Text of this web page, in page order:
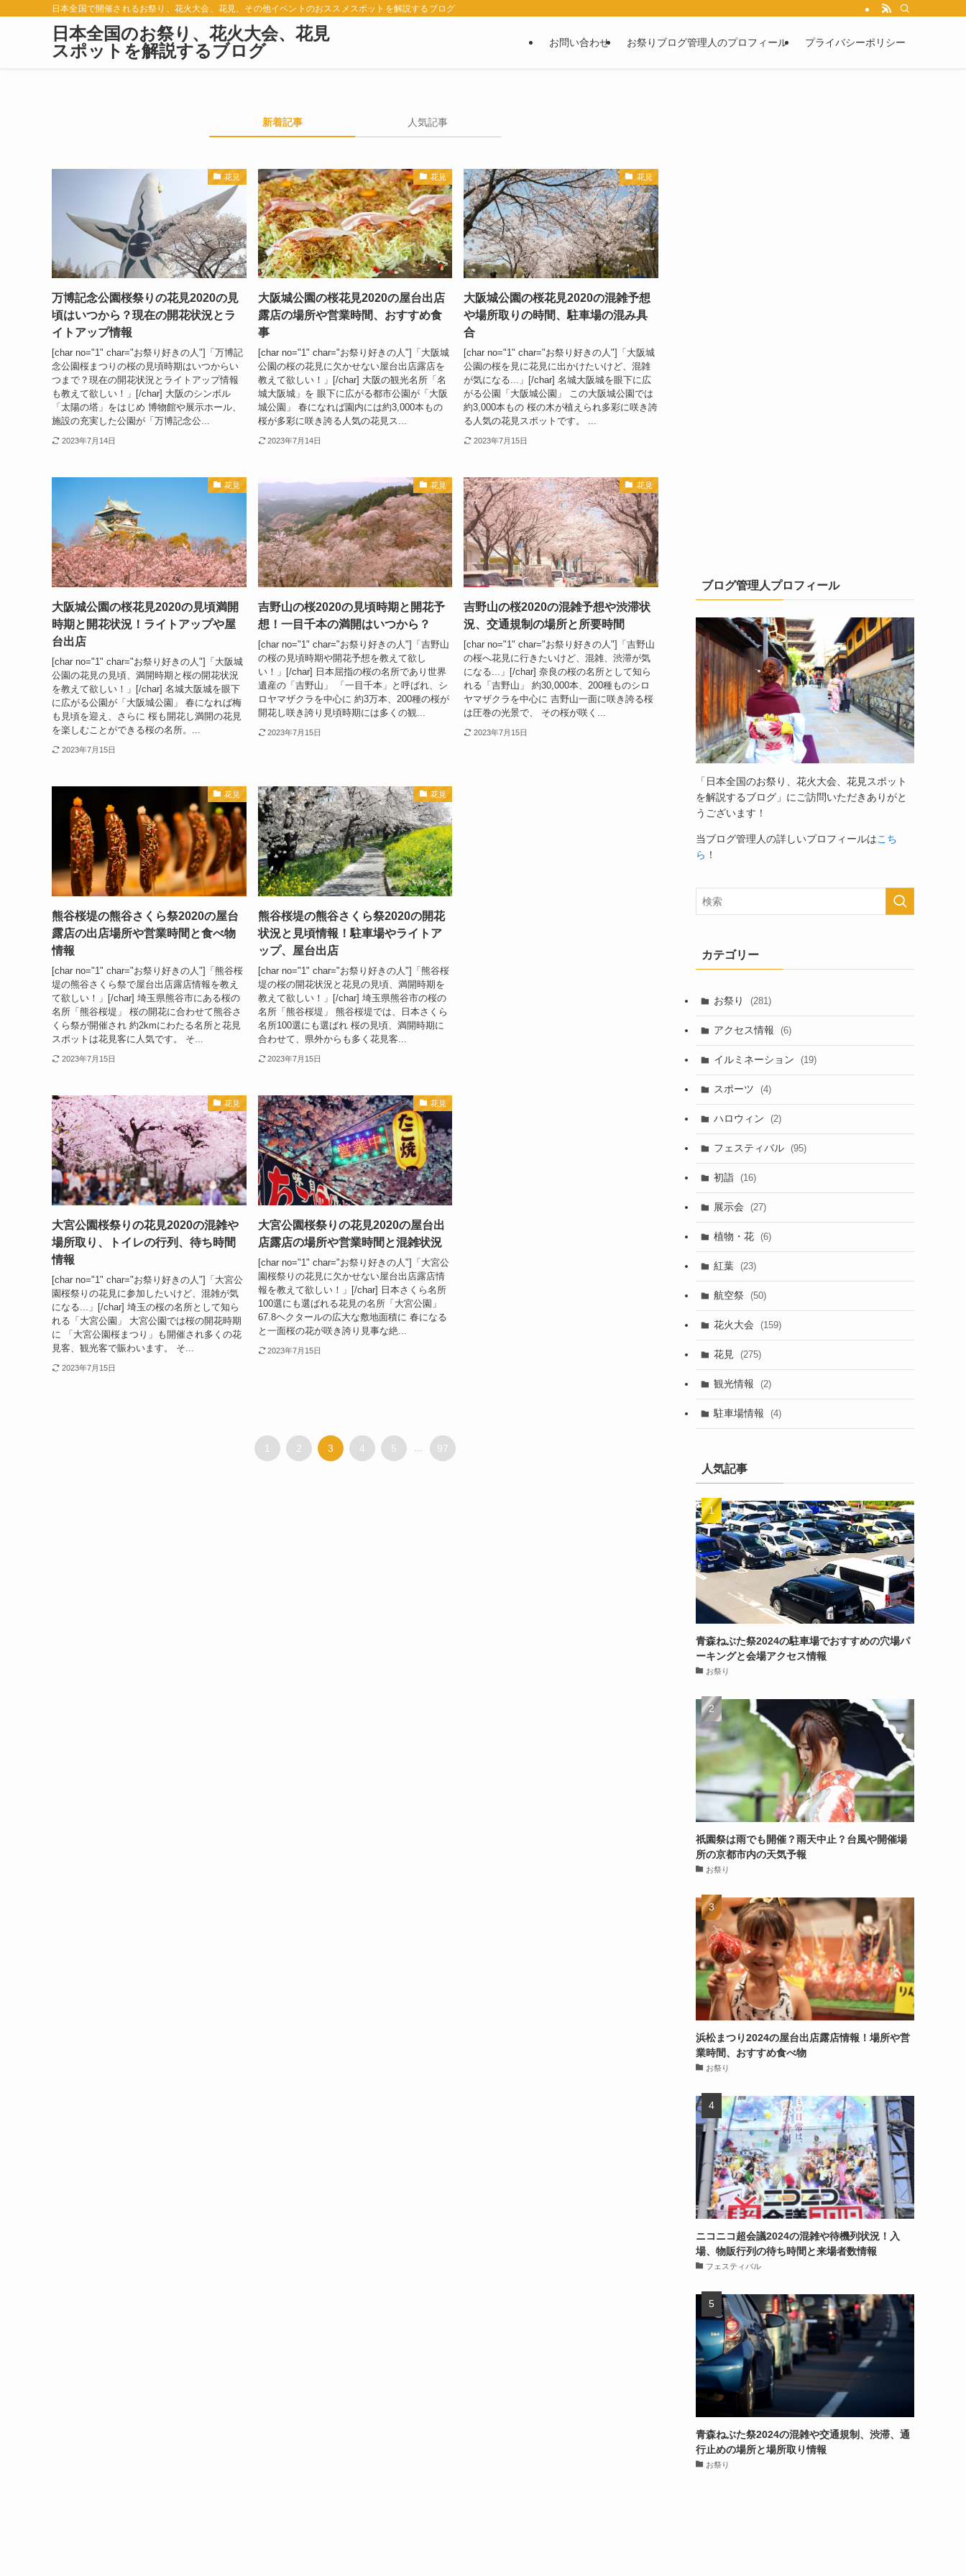
日本全国で開催されるお祭り、花火大会、花見、その他イベントのおススメスポットを解説するブログ
日本全国のお祭り、花火大会、花見
スポットを解説するブログ
お問い合わせ お祭りブログ管理人のプロフィール プライバシーポリシー
新着記事 人気記事
花見
万博記念公園桜祭りの花見2020の見
頃はいつから？現在の開花状況とラ
イトアップ情報
[char no="1" char="お祭り好きの人"]「万博記
念公園桜まつりの桜の見頃時期はいつからい
つまで？現在の開花状況とライトアップ情報
も教えて欲しい！」[/char] 大阪のシンボル
「太陽の塔」をはじめ 博物館や展示ホール、
施設の充実した公園が「万博記念公...
2023年7月14日
花見
大阪城公園の桜花見2020の屋台出店
露店の場所や営業時間、おすすめ食
事
[char no="1" char="お祭り好きの人"]「大阪城
公園の桜の花見に欠かせない屋台出店露店を
教えて欲しい！」[/char] 大阪の観光名所「名
城大阪城」を 眼下に広がる都市公園が「大阪
城公園」 春になれば園内には約3,000本もの
桜が多彩に咲き誇る人気の花見ス...
2023年7月14日
花見
大阪城公園の桜花見2020の混雑予想
や場所取りの時間、駐車場の混み具
合
[char no="1" char="お祭り好きの人"]「大阪城
公園の桜を見に花見に出かけたいけど、混雑
が気になる...」[/char] 名城大阪城を眼下に広
がる公園「大阪城公園」 この大阪城公園では
約3,000本もの 桜の木が植えられ多彩に咲き誇
る人気の花見スポットです。 ...
2023年7月15日
花見
大阪城公園の桜花見2020の見頃満開
時期と開花状況！ライトアップや屋
台出店
[char no="1" char="お祭り好きの人"]「大阪城
公園の花見の見頃、満開時期と桜の開花状況
を教えて欲しい！」[/char] 名城大阪城を眼下
に広がる公園が「大阪城公園」 春になれば梅
も見頃を迎え、さらに 桜も開花し満開の花見
を楽しむことができる桜の名所。...
2023年7月15日
花見
吉野山の桜2020の見頃時期と開花予
想！一目千本の満開はいつから？
[char no="1" char="お祭り好きの人"]「吉野山
の桜の見頃時期や開花予想を教えて欲し
い！」[/char] 日本屈指の桜の名所であり世界
遺産の「吉野山」 「一目千本」と呼ばれ、シ
ロヤマザクラを中心に 約3万本、200種の桜が
開花し咲き誇り見頃時期には多くの観...
2023年7月15日
花見
吉野山の桜2020の混雑予想や渋滞状
況、交通規制の場所と所要時間
[char no="1" char="お祭り好きの人"]「吉野山
の桜へ花見に行きたいけど、混雑、渋滞が気
になる...」[/char] 奈良の桜の名所として知ら
れる「吉野山」 約30,000本、200種ものシロ
ヤマザクラを中心に 吉野山一面に咲き誇る桜
は圧巻の光景で、 その桜が咲く...
2023年7月15日
花見
熊谷桜堤の熊谷さくら祭2020の屋台
露店の出店場所や営業時間と食べ物
情報
[char no="1" char="お祭り好きの人"]「熊谷桜
堤の熊谷さくら祭で屋台出店露店情報を教え
て欲しい！」[/char] 埼玉県熊谷市にある桜の
名所「熊谷桜堤」 桜の開花に合わせて熊谷さ
くら祭が開催され 約2kmにわたる名所と花見
スポットは花見客に人気です。 そ...
2023年7月15日
花見
熊谷桜堤の熊谷さくら祭2020の開花
状況と見頃情報！駐車場やライトア
ップ、屋台出店
[char no="1" char="お祭り好きの人"]「熊谷桜
堤の桜の開花状況と花見の見頃、満開時期を
教えて欲しい！」[/char] 埼玉県熊谷市の桜の
名所「熊谷桜堤」 熊谷桜堤では、日本さくら
名所100選にも選ばれ 桜の見頃、満開時期に
合わせて、県外からも多く花見客...
2023年7月15日
花見
大宮公園桜祭りの花見2020の混雑や
場所取り、トイレの行列、待ち時間
情報
[char no="1" char="お祭り好きの人"]「大宮公
園桜祭りの花見に参加したいけど、混雑が気
になる...」[/char] 埼玉の桜の名所として知ら
れる「大宮公園」 大宮公園では桜の開花時期
に 「大宮公園桜まつり」も開催され多くの花
見客、観光客で賑わいます。 そ...
2023年7月15日
花見
大宮公園桜祭りの花見2020の屋台出
店露店の場所や営業時間と混雑状況
[char no="1" char="お祭り好きの人"]「大宮公
園桜祭りの花見に欠かせない屋台出店露店情
報を教えて欲しい！」[/char] 日本さくら名所
100選にも選ばれる花見の名所「大宮公園」
67.8ヘクタールの広大な敷地面積に 春になる
と一面桜の花が咲き誇り見事な絶...
2023年7月15日
1 2 3 4 5 ... 97
ブログ管理人プロフィール
「日本全国のお祭り、花火大会、花見スポット
を解説するブログ」 にご訪問いただきありがと
うございます！
当ブログ管理人の詳しいプロフィールはこち
ら ！
カテゴリー
お祭り (281)
アクセス情報 (6)
イルミネーション (19)
スポーツ (4)
ハロウィン (2)
フェスティバル (95)
初詣 (16)
展示会 (27)
植物・花 (6)
紅葉 (23)
航空祭 (50)
花火大会 (159)
花見 (275)
観光情報 (2)
駐車場情報 (4)
人気記事
青森ねぶた祭2024の駐車場でおすすめの穴場パ
ーキングと会場アクセス情報
お祭り
祇園祭は雨でも開催？雨天中止？台風や開催場
所の京都市内の天気予報
お祭り
浜松まつり2024の屋台出店露店情報！場所や営
業時間、おすすめ食べ物
お祭り
ニコニコ超会議2024の混雑や待機列状況！入
場、物販行列の待ち時間と来場者数情報
フェスティバル
青森ねぶた祭2024の混雑や交通規制、渋滞、通
行止めの場所と場所取り情報
お祭り